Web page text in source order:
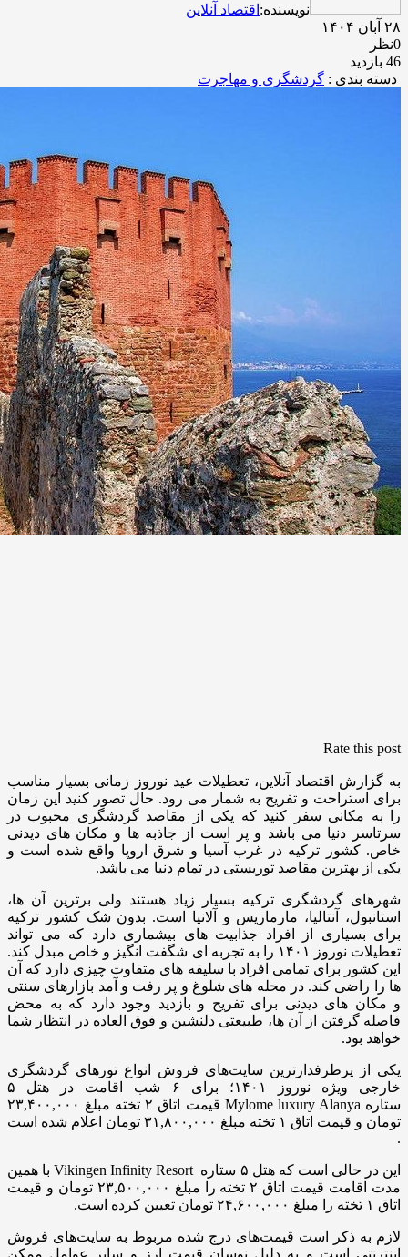
نویسنده: اقتصاد آنلاین
۲۸ آبان ۱۴۰۴
0نظر
46 بازدید
دسته بندی : گردشگری و مهاجرت
Rate this post
به گزارش اقتصاد آنلاین، تعطیلات عید نوروز زمانی بسیار مناسب
برای استراحت و تفریح به شمار می رود. حال تصور کنید این زمان
را به مکانی سفر کنید که یکی از مقاصد گردشگری محبوب در
سرتاسر دنیا می باشد و پر است از جاذبه ها و مکان های دیدنی
خاص. کشور ترکیه در غرب آسیا و شرق اروپا واقع شده است و
یکی از بهترین مقاصد توریستی در تمام دنیا می باشد.
شهرهای گردشگری ترکیه بسیار زیاد هستند ولی برترین آن ها،
استانبول، آنتالیا، مارماریس و آلانیا است. بدون شک کشور ترکیه
برای بسیاری از افراد جذابیت های بیشماری دارد که می تواند
تعطیلات نوروز ۱۴۰۱ را به تجربه ای شگفت انگیز و خاص مبدل کند.
این کشور برای تمامی افراد با سلیقه های متفاوت چیزی دارد که آن
ها را راضی کند. در محله های شلوغ و پر رفت و آمد بازارهای سنتی
و مکان های دیدنی برای تفریح و بازدید وجود دارد که به محض
فاصله گرفتن از آن ها، طبیعتی دلنشین و فوق العاده در انتظار شما
خواهد بود.
یکی از پرطرفدارترین سایت‌های فروش انواع تورهای گردشگری
خارجی ویژه نوروز ۱۴۰۱؛ برای ۶ شب اقامت در هتل ۵
ستاره Mylome luxury Alanya قیمت اتاق ۲ تخته مبلغ ۲۳,۴۰۰,۰۰۰
تومان و قیمت اتاق ۱ تخته مبلغ ۳۱,۸۰۰,۰۰۰ تومان اعلام شده است
.
این در حالی است که هتل ۵ ستاره Vikingen Infinity Resort با همین
مدت اقامت قیمت اتاق ۲ تخته را مبلغ ۲۳,۵۰۰,۰۰۰ تومان و قیمت
اتاق ۱ تخته را مبلغ ۲۴,۶۰۰,۰۰۰ تومان تعیین کرده است.
لازم به ذکر است قیمت‌های درج شده مربوط به سایت‌های فروش
اینترنتی است و به دلیل نوسان قیمت‌ ارز و سایر عوامل ممکن